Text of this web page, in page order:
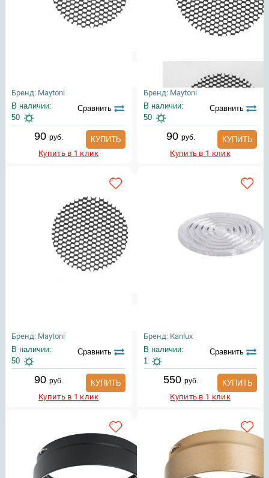
Бренд: Maytoni
В наличии:
50
Сравнить
90руб.
КУПИТЬ
Купить в 1 клик
Бренд: Maytoni
В наличии:
50
Сравнить
90 руб.
КУПИТЬ
Купить в 1 клик
Бренд: Maytoni
В наличии:
50
Сравнить
90руб.
КУПИТЬ
Купить в 1 клик
Бренд: Kanlux
В наличии:
1
Сравнить
550 руб.
КУПИТЬ
Купить в 1 клик